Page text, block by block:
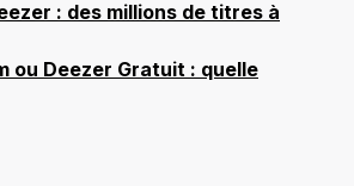
: des millions de titres à
ou Deezer Gratuit : quelle